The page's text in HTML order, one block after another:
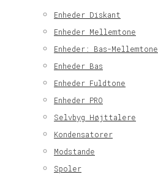
Enheder Diskant
Enheder Mellemtone
Enheder: Bas-Mellemtone
Enheder Bas
Enheder Fuldtone
Enheder PRO
Selvbyg Højttalere
Kondensatorer
Modstande
Spoler